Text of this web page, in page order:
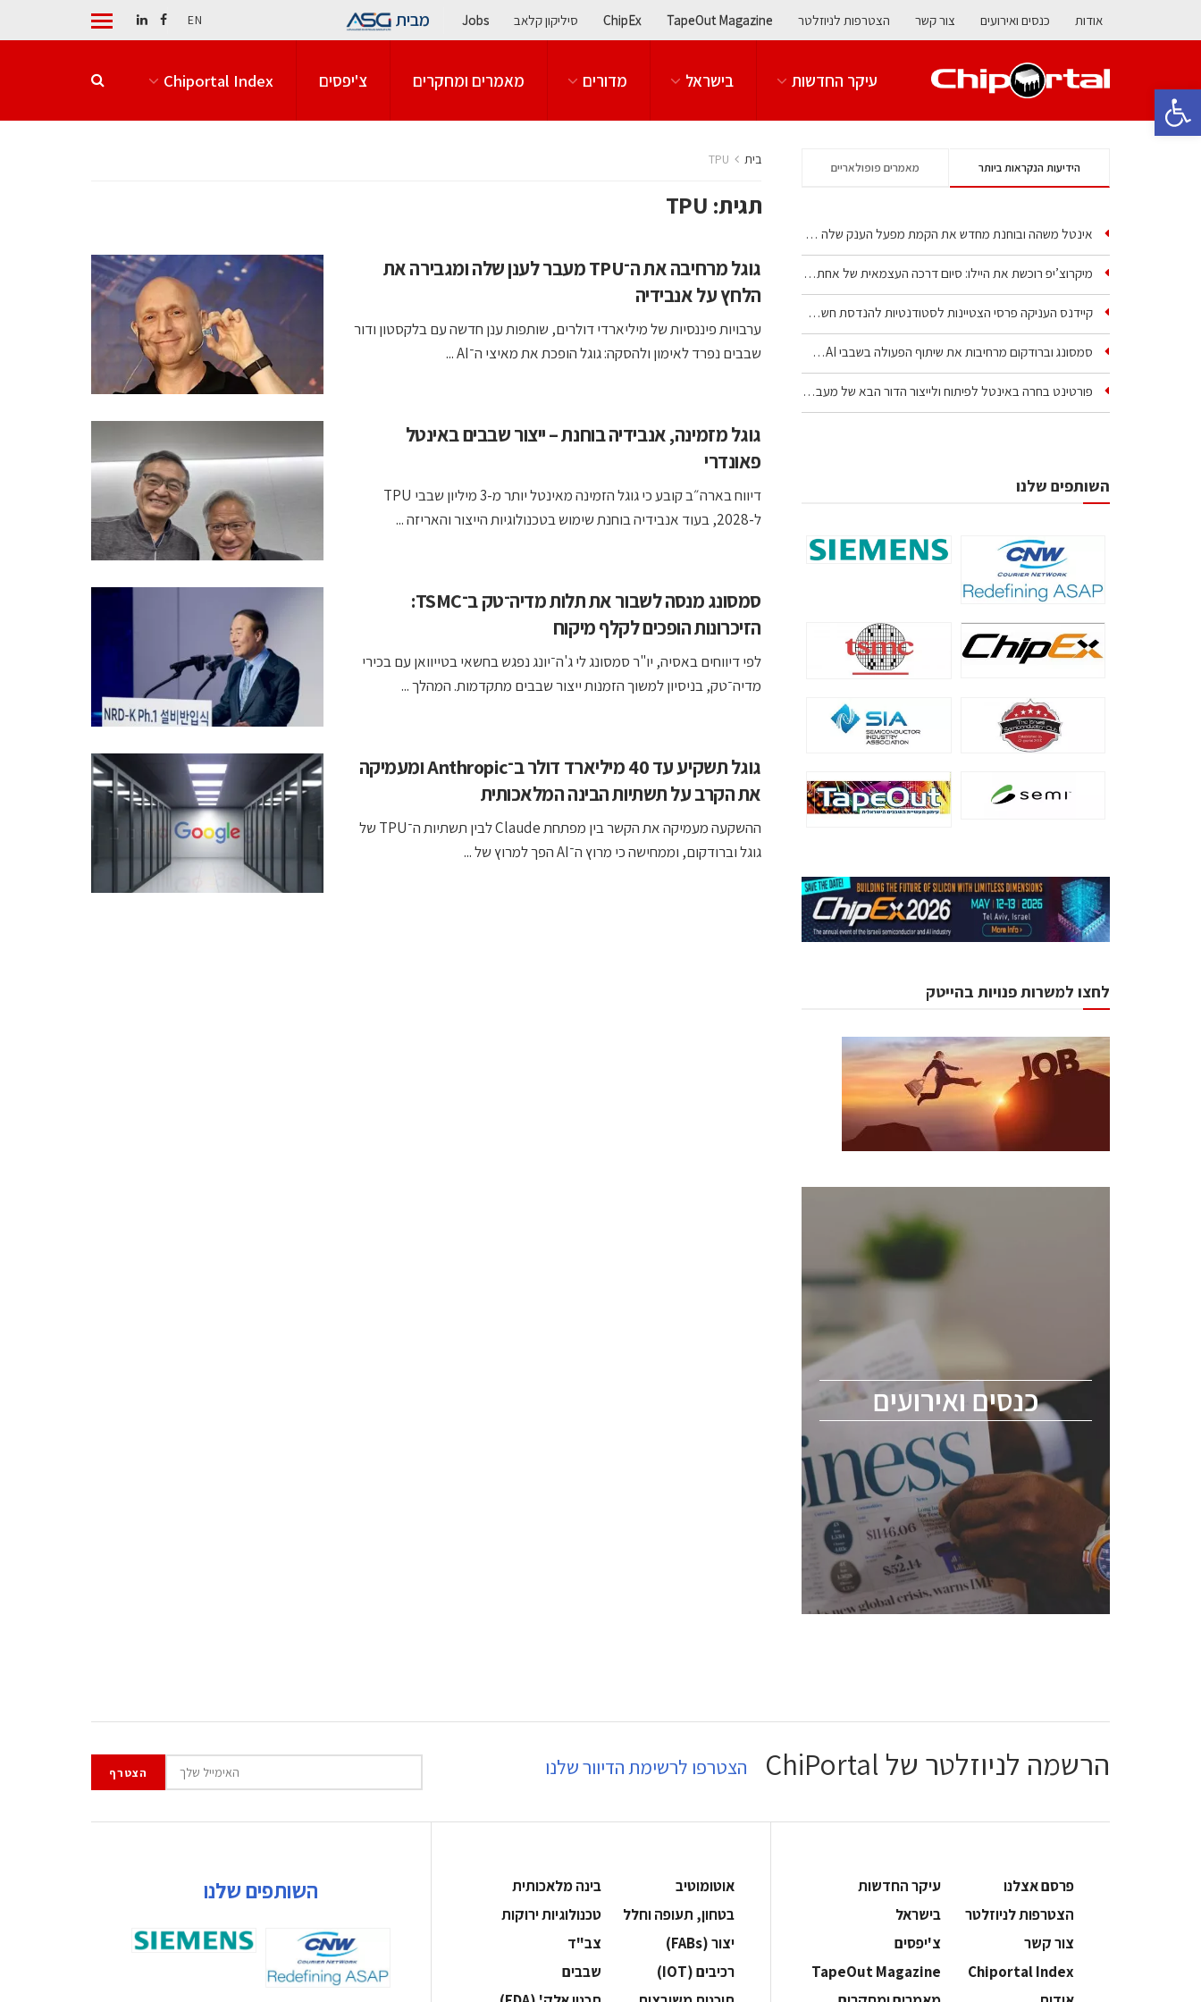
פתח סרגל נגישות
אודות כנסים ואירועים צור קשר הצטרפות לניוזלטר TapeOut Magazine
ChipEx סיליקון קלאב Jobs מבית EN
עיקר החדשות בישראל מדורים מאמרים ומחקרים צ'יפסים Chiportal Index
בית TPU
תגית: TPU
גוגל מרחיבה את ה־TPU מעבר לענן שלה ומגבירה את
הלחץ על אנבידיה
ערבויות פיננסיות של מיליארדי דולרים, שותפות ענן חדשה עם בלקסטון ודור
שבבים נפרד לאימון ולהסקה: גוגל הופכת את מאיצי ה־AI ...
גוגל מזמינה, אנבידיה בוחנת – ייצור שבבים באינטל
פאונדרי
דיווח בארה״ב קובע כי גוגל הזמינה מאינטל יותר מ-3 מיליון שבבי TPU
ל-2028, בעוד אנבידיה בוחנת שימוש בטכנולוגיות הייצור והאריזה ...
סמסונג מנסה לשבור את תלות מדיה־טק ב־TSMC:
הזיכרונות הופכים לקלף מיקוח
לפי דיווחים באסיה, יו"ר סמסונג לי ג'ה־יונג נפגש בחשאי בטייוואן עם בכירי
מדיה־טק, בניסיון למשוך הזמנות ייצור שבבים מתקדמות. המהלך ...
גוגל תשקיע עד 40 מיליארד דולר ב־Anthropic ומעמיקה
את הקרב על תשתיות הבינה המלאכותית
ההשקעה מעמיקה את הקשר בין מפתחת Claude לבין תשתיות ה־TPU של
גוגל וברודקום, וממחישה כי מרוץ ה־AI הפך למרוץ של ...
הידיעות הנקראות ביותר מאמרים פופולאריים
אינטל משהה ובוחנת מחדש את הקמת מפעל הענק שלה בקריית גת
מיקרוצ’יפ רוכשת את היילו: סיום דרכה העצמאית של אחת…
קיידנס העניקה פרסי הצטיינות לסטודנטיות להנדסת חשמל ופיזיקה
סמסונג וברודקום מרחיבות את שיתוף הפעולה בשבבי AI…
פורטינט בחרה באינטל לפיתוח ולייצור הדור הבא של מעבדי…
השותפים שלנו
לחצו למשרות פנויות בהייטק
כנסים ואירועים
כנסים ואירועים
הסמיקונדקטור כולל מהנדסים, מומחים מקצועיים
ChipEx2026 will be held on May 12-13,
2026. The conference is intended for
everyone involved in the semiconductor
industry, including engineers, professional
experts, and senior executives.
לחץ לפרטים
הרשמה לניוזלטר של ChiPortal הצטרפו לרשימת הדיוור שלנו
פרסם אצלנו
עיקר החדשות
הצטרפות לניוזלטר
בישראל
צור קשר
צ'יפסים
Chiportal Index
TapeOut Magazine
אוטומוטיב
בינה מלאכותית
בטחון, תעופה וחלל
‫טכנולוגיות ירוקות‬
‫יצור (‪(FABs‬‬
‫צב"ד‬
‫רכיבים‬ (IOT)
‫שבבים‬
השותפים שלנו